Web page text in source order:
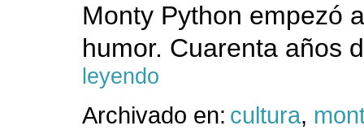
Monty Python empezó
humor. Cuarenta años
leyendo
Archivado en: cultura,